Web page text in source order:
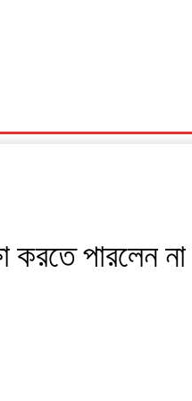
করতে পারলেন